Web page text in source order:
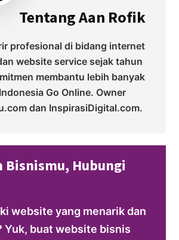
TentangAan Rofik
profesional di bidang internet
website service sejak tahun
membantu lebih banyak
Go Online. Owner
dan InspirasiDigital.com.
Bisnismu, Hubungi
website yang menarik dan
Yuk, buat website bisnis